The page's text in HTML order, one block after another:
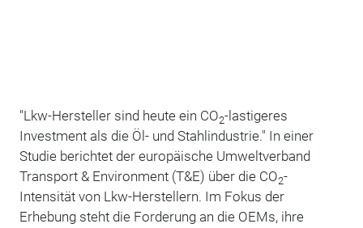
"Lkw-Hersteller sind heute ein CO2-lastigeres
Investment als die Öl- und Stahlindustrie." In einer
Studie berichtet der europäische Umweltverband
Transport & Environment (T&E) über die CO2-
Intensität von Lkw-Herstellern. Im Fokus der
Erhebung steht die Forderung an die OEMs, ihre